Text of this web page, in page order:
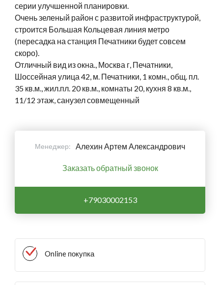
серии улучшенной планировки.
Очень зеленый район с развитой инфраструктурой,
строится Большая Кольцевая линия метро
(пересадка на станция Печатники будет совсем
скоро).
Отличный вид из окна., Москва г, Печатники,
Шоссейная улица 42, м. Печатники, 1 комн., общ. пл.
35 кв.м., жил.пл. 20 кв.м., комнаты 20, кухня 8 кв.м.,
11/12 этаж, санузел совмещенный
Менеджер: Алехин Артем Александрович
Заказать обратный звонок
+79030002153
Online покупка